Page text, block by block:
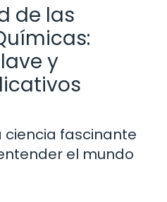
de las
y
ciencia fascinante
el mundo